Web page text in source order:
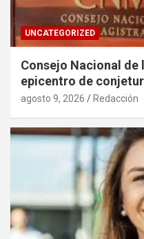
UNCATEGORIZED
Consejo Nacional de
epicentro de
agosto 9, 2026 Redacción